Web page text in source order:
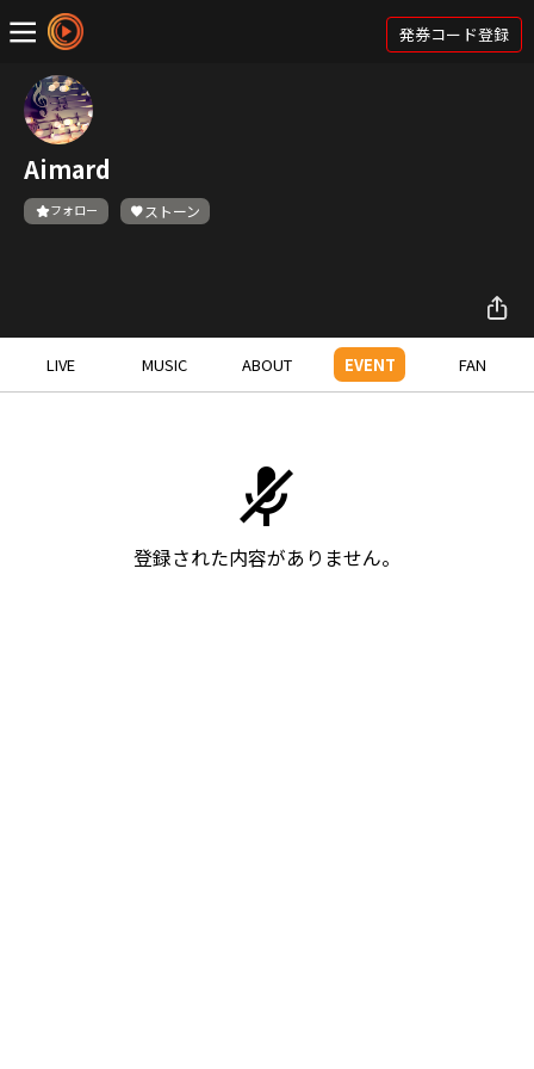
発券コード登録
Aimard
フォロー ストーン
LIVE MUSIC ABOUT EVENT FAN
登録された内容がありません。